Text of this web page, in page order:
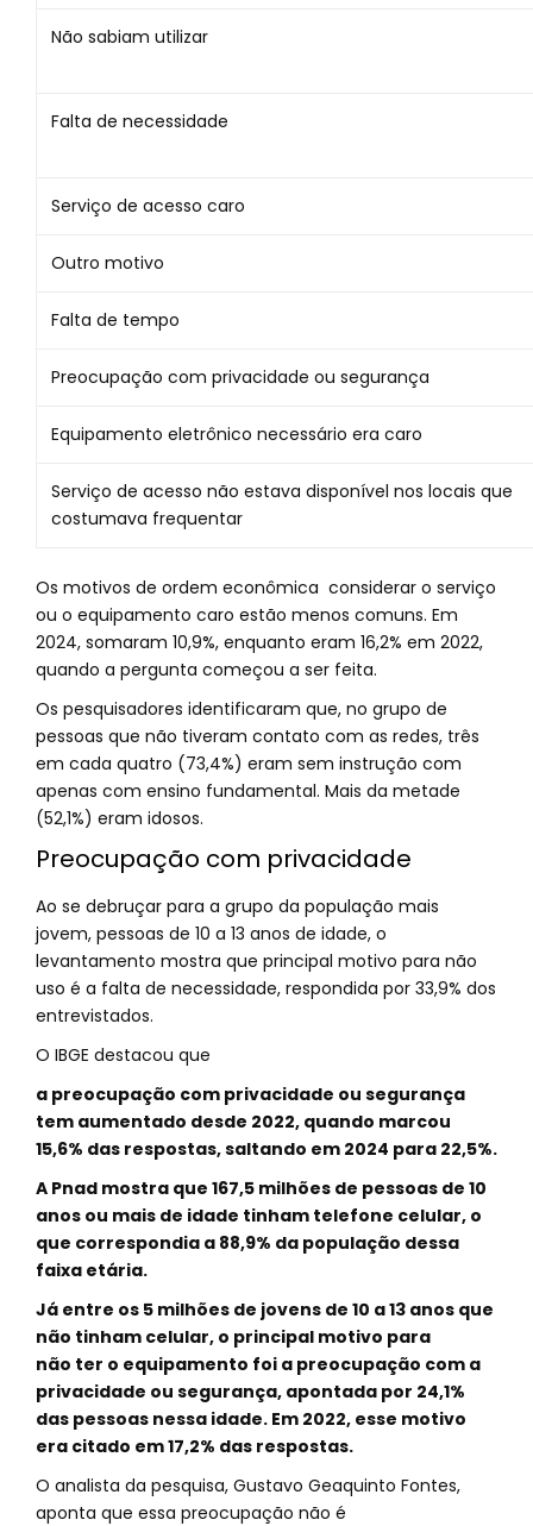
Não sabiam utilizar
Falta de necessidade
Serviço de acesso caro
Outro motivo
Falta de tempo
Preocupação com privacidade ou segurança
Equipamento eletrônico necessário era caro
Serviço de acesso não estava disponível nos locais que
costumava frequentar
Os motivos de ordem econômica considerar o serviço
ou o equipamento caro estão menos comuns. Em
2024, somaram 10,9%, enquanto eram 16,2% em 2022,
quando a pergunta começou a ser feita.
Os pesquisadores identificaram que, no grupo de
pessoas que não tiveram contato com as redes, três
em cada quatro (73,4%) eram sem instrução com
apenas com ensino fundamental. Mais da metade
(52,1%) eram idosos.
Preocupação com privacidade
Ao se debruçar para a grupo da população mais
jovem, pessoas de 10 a 13 anos de idade, o
levantamento mostra que principal motivo para não
uso é a falta de necessidade, respondida por 33,9% dos
entrevistados.
O IBGE destacou que
a preocupação com privacidade ou segurança
tem aumentado desde 2022, quando marcou
15,6% das respostas, saltando em 2024 para 22,5%.
A Pnad mostra que 167,5 milhões de pessoas de 10
anos ou mais de idade tinham telefone celular, o
que correspondia a 88,9% da população dessa
faixa etária.
Já entre os 5 milhões de jovens de 10 a 13 anos que
não tinham celular, o principal motivo para
não ter o equipamento foi a preocupação com a
privacidade ou segurança, apontada por 24,1%
das pessoas nessa idade. Em 2022, esse motivo
era citado em 17,2% das respostas.
O analista da pesquisa, Gustavo Geaquinto Fontes,
aponta que essa preocupação não é